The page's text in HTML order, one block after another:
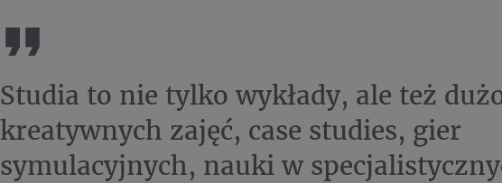
Studia to nie tylko wykłady, ale też
kreatywnych zajęć, case studies, gier
symulacyjnych, nauki w